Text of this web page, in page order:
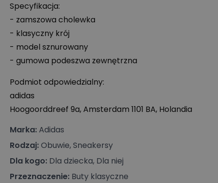
Specyfikacja:
- zamszowa cholewka
- klasyczny krój
- model sznurowany
- gumowa podeszwa zewnętrzna
Podmiot odpowiedzialny:
adidas
Hoogoorddreef 9a, Amsterdam 1101 BA, Holandia
Marka:Adidas
Rodzaj:Obuwie, Sneakersy
Dla kogo: Dla dziecka, Dla niej
Przeznaczenie: Buty klasyczne